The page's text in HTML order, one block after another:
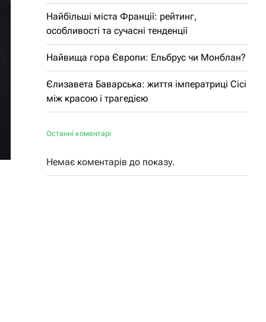
Найбільші міста Франції: рейтинг,
особливості та сучасні тенденції
Найвища гора Європи: Ельбрус чи Монблан?
Єлизавета Баварська: життя імператриці Сісі
між красою і трагедією
Останні коментарі
Немає коментарів до показу.